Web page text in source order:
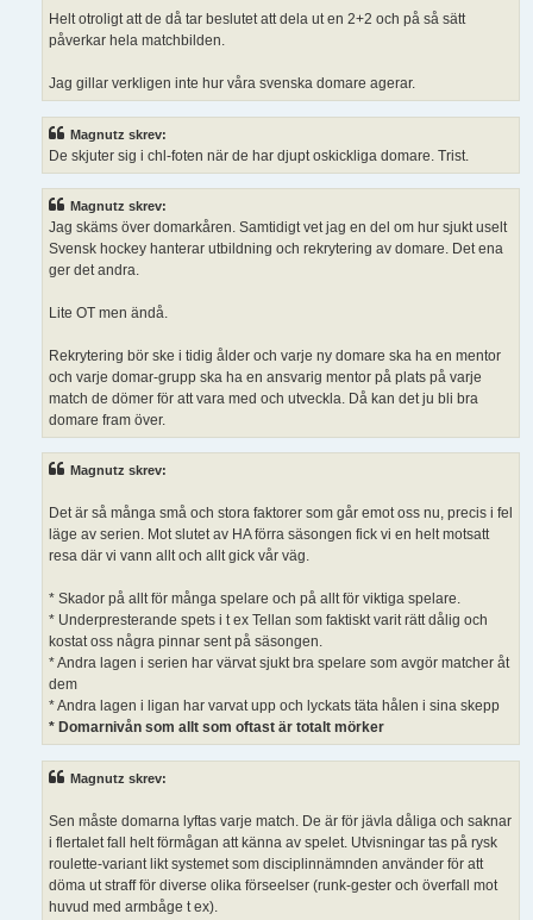
Helt otroligt att de då tar beslutet att dela ut en 2+2 och på så sätt
påverkar hela matchbilden.
Jag gillar verkligen inte hur våra svenska domare agerar.
Magnutz skrev:
De skjuter sig i chl-foten när de har djupt oskickliga domare. Trist.
Magnutz skrev:
Jag skäms över domarkåren. Samtidigt vet jag en del om hur sjukt uselt
Svensk hockey hanterar utbildning och rekrytering av domare. Det ena
ger det andra.
Lite OT men ändå.
Rekrytering bör ske i tidig ålder och varje ny domare ska ha en mentor
och varje domar-grupp ska ha en ansvarig mentor på plats på varje
match de dömer för att vara med och utveckla. Då kan det ju bli bra
domare fram över.
Magnutz skrev:
Det är så många små och stora faktorer som går emot oss nu, precis i fel
läge av serien. Mot slutet av HA förra säsongen fick vi en helt motsatt
resa där vi vann allt och allt gick vår väg.
* Skador på allt för många spelare och på allt för viktiga spelare.
* Underpresterande spets i t ex Tellan som faktiskt varit rätt dålig och
kostat oss några pinnar sent på säsongen.
* Andra lagen i serien har värvat sjukt bra spelare som avgör matcher åt
dem
* Andra lagen i ligan har varvat upp och lyckats täta hålen i sina skepp
* Domarnivån som allt som oftast är totalt mörker
Magnutz skrev:
Sen måste domarna lyftas varje match. De är för jävla dåliga och saknar
i flertalet fall helt förmågan att känna av spelet. Utvisningar tas på rysk
roulette-variant likt systemet som disciplinnämnden använder för att
döma ut straff för diverse olika förseelser (runk-gester och överfall mot
huvud med armbåge t ex).